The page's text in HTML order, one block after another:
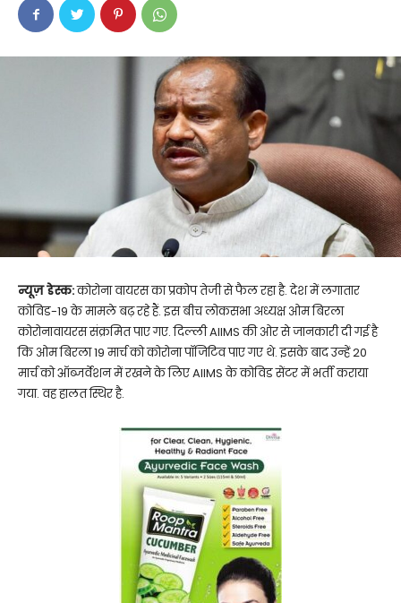
न्यूज़ डेस्क:कोरोना वायरस का प्रकोप तेजी से फैल रहा है. देश में लगातार
कोविड-19 के मामले बढ़ रहे हैं. इस बीच लोकसभा अध्यक्ष ओम बिरला
कोरोनावायरस संक्रमित पाए गए. दिल्ली AIIMS की ओर से जानकारी दी गई है
कि ओम बिरला 19 मार्च को कोरोना पॉजिटिव पाए गए थे. इसके बाद उन्हें 20
मार्च को ऑब्जर्वेशन में रखने के लिए AIIMS के कोविड सेंटर में भर्ती कराया
गया. वह हालत स्थिर है.